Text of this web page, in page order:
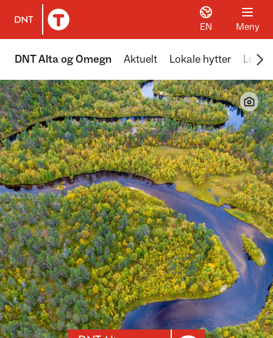
Til DNT.no forside
EN Meny
DNT Alta og Omegn Aktuelt Lokale hytter